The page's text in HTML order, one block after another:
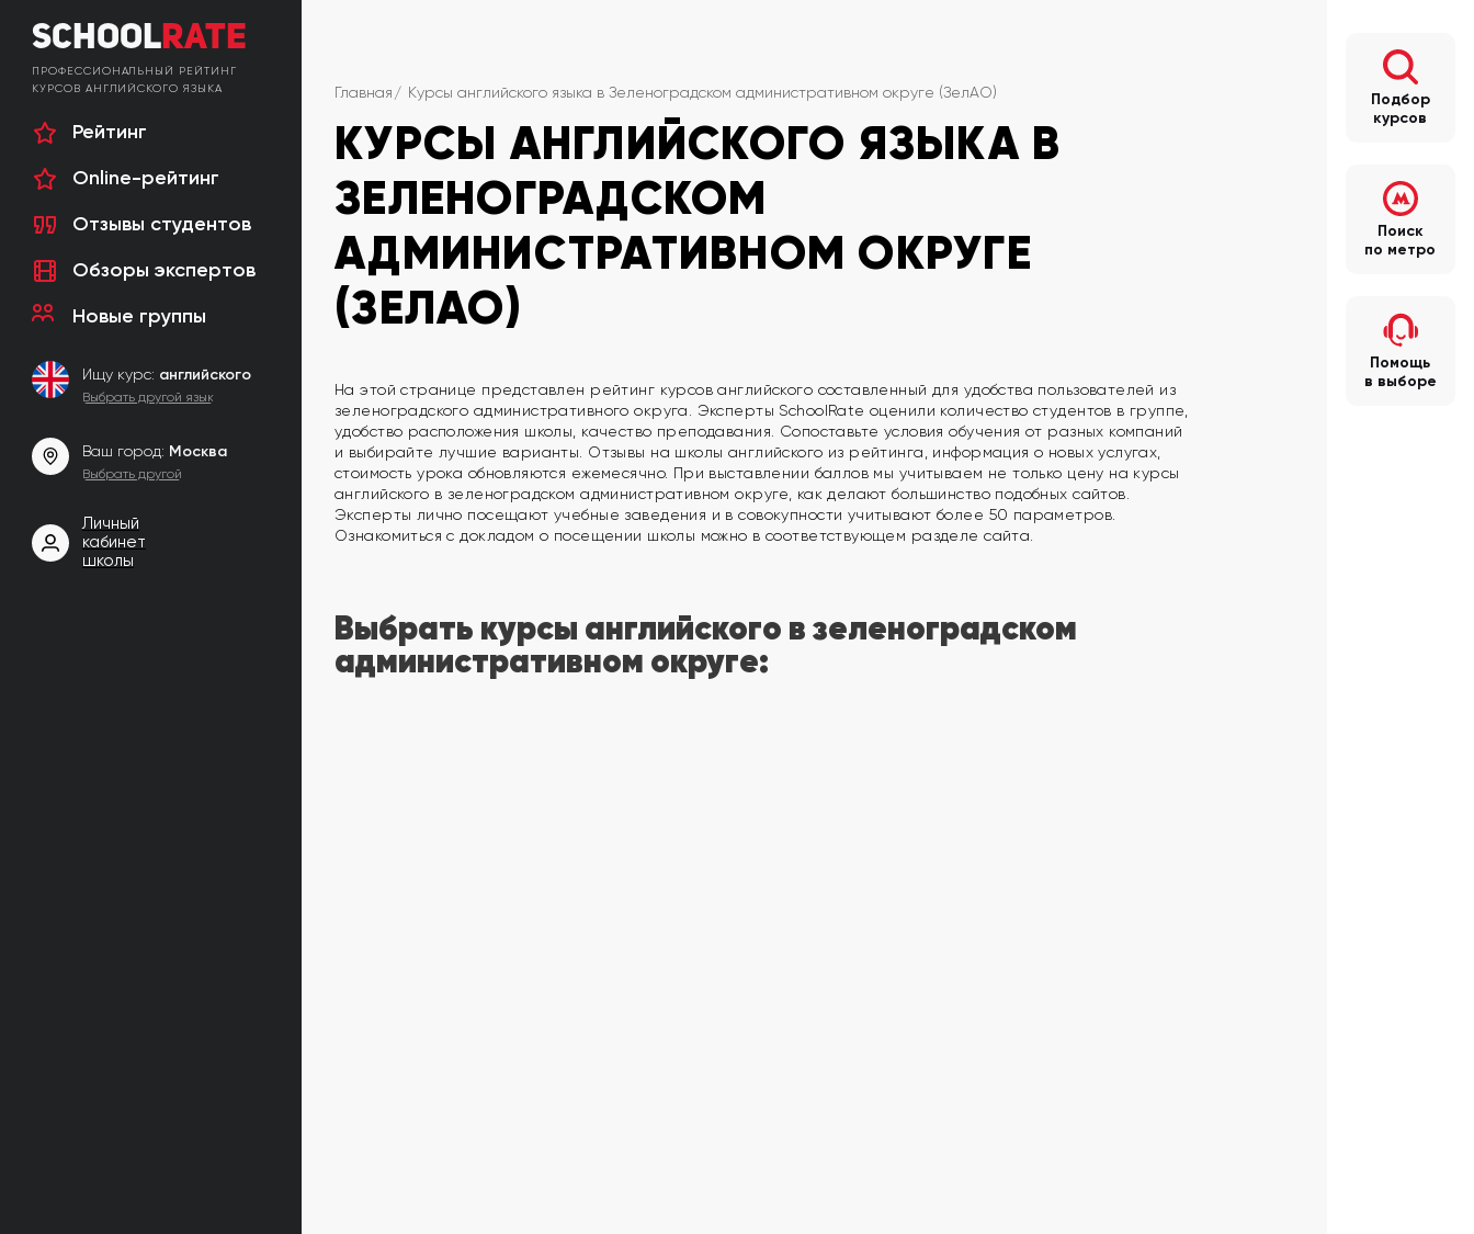
SchoolRate
ПРОФЕССИОНАЛЬНЫЙ РЕЙТИНГ
КУРСОВ АНГЛИЙСКОГО ЯЗЫКА
Рейтинг
Online-рейтинг
Отзывы студентов
Обзоры экспертов
Новые группы
Ищу курс: английского
Выбрать другой язык
Ваш город: Москва
Выбрать другой
Личный
кабинет
школы
Главная Курсы английского языка в Зеленоградском административном округе (ЗелАО)
КУРСЫ АНГЛИЙСКОГО ЯЗЫКА В
ЗЕЛЕНОГРАДСКОМ
АДМИНИСТРАТИВНОМ ОКРУГЕ
(ЗЕЛАО)
На этой странице представлен рейтинг курсов английского составленный для удобства пользователей из
зеленоградского административного округа. Эксперты SchoolRate оценили количество студентов в группе,
удобство расположения школы, качество преподавания. Сопоставьте условия обучения от разных компаний
и выбирайте лучшие варианты. Отзывы на школы английского из рейтинга, информация о новых услугах,
стоимость урока обновляются ежемесячно. При выставлении баллов мы учитываем не только цену на курсы
английского в зеленоградском административном округе, как делают большинство подобных сайтов.
Эксперты лично посещают учебные заведения и в совокупности учитывают более 50 параметров.
Ознакомиться с докладом о посещении школы можно в соответствующем разделе сайта.
Выбрать курсы английского в зеленоградском
административном округе:
Подбор
курсов
Поиск
по метро
Помощь
в выборе